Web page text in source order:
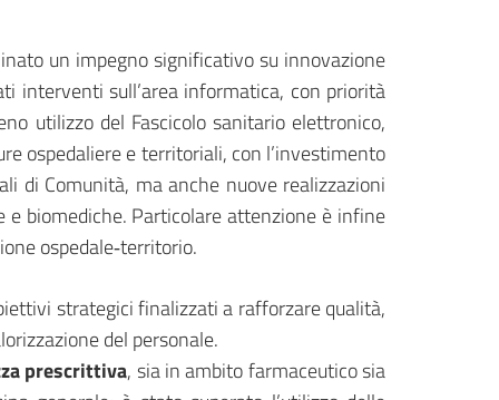
un impegno significativo su innovazione
interventi sull’area informatica, con priorità
utilizzo del Fascicolo sanitario elettronico,
ospedaliere e territoriali, con l’investimento
di Comunità, ma anche nuove realizzazioni
biomediche. Particolare attenzione è infine
ospedale‑territorio.
strategici finalizzati a rafforzare qualità,
del personale.
prescrittiva, sia in ambito farmaceutico sia